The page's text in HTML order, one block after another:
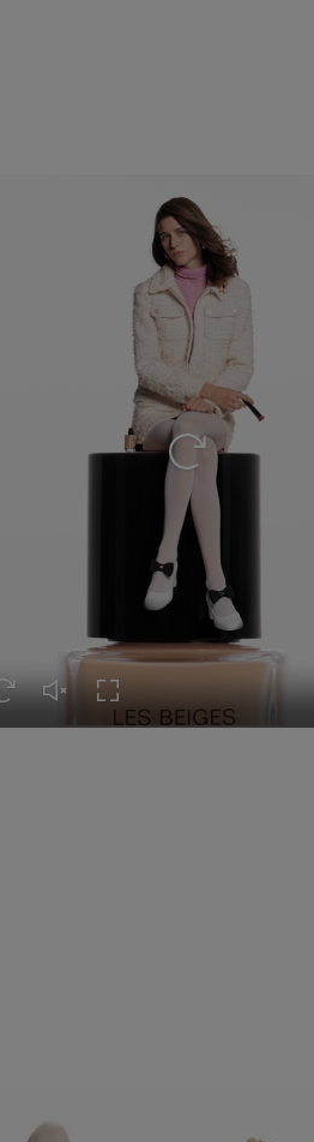
Revoir cette vidéo
Revoir cette vidéo
Réactiver le son de cette vidéo
Activer le mode plein écran